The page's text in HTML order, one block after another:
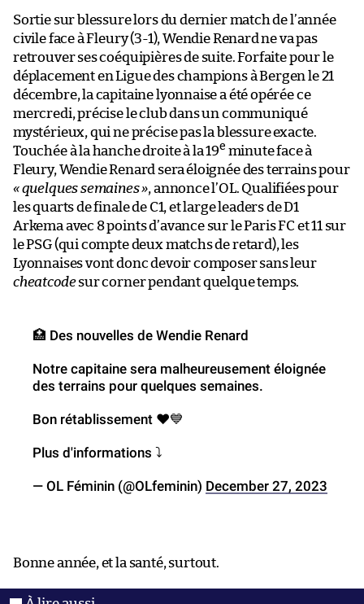
Sortie sur blessure lors du dernier match de l’année
civile face à Fleury (3-1), Wendie Renard ne va pas
retrouver ses coéquipières de suite. Forfaite pour le
déplacement en Ligue des champions à Bergen le 21
décembre, la capitaine lyonnaise a été opérée ce
mercredi, précise le club dans un communiqué
mystérieux, qui ne précise pas la blessure exacte.
Touchée à la hanche droite à la 19e minute face à
Fleury, Wendie Renard sera éloignée des terrains pour
« quelques semaines », annonce l’OL. Qualifiées pour
les quarts de finale de C1, et large leaders de D1
Arkema avec 8 points d’avance sur le Paris FC et 11 sur
le PSG (qui compte deux matchs de retard), les
Lyonnaises vont donc devoir composer sans leur
cheatcodesur corner pendant quelque temps.
🏥 Des nouvelles de Wendie Renard
Notre capitaine sera malheureusement éloignée
des terrains pour quelques semaines.
Bon rétablissement ❤️💙
Plus d'informations ⤵️
— OL Féminin (@OLfeminin) December 27, 2023
Bonne année, et la santé, surtout.